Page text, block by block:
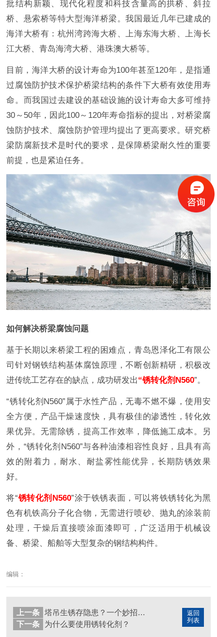
批结构新颖、现代化程度和科技含量高的拱桥、斜拉
桥、悬索桥等特大型海洋桥梁。我国最近几年已建成的
海洋大桥有：杭州湾跨海大桥、上海东海大桥、上海长
江大桥、青岛海湾大桥、港珠澳大桥等。
目前，海洋大桥的设计寿命为100年甚至120年，是指通
过腐蚀防护技术保护桥梁结构的条件下大桥有效使用寿
命。而我国过去建设的基础设施的设计寿命大多可维持
30～50年，因此100～120年寿命指标的提出，对桥梁腐
蚀防护技术、腐蚀防护管理均提出了更高要求。研究桥
梁防腐新技术是时代的要求，是保障桥梁耐久性的重要
前提，也是紧迫任务。
如何解决桥梁腐蚀问题
基于长期以来桥梁工程的困难点，青岛恩泽化工有限公
司针对钢铁结构基体腐蚀原理，不断创新精研，积极改
进传统工艺存在的缺点，成功研发出“锈转化剂N560”。
“锈转化剂N560”属于水性产品，无毒不燃不爆，使用安
全方便，产品干燥速度快，具有极佳的渗透性，转化效
果优异。无需除锈，提高工作效率，降低施工成本。另
外，“锈转化剂N560”与各种油漆相容性良好，且具有高
效的附着力，耐水、耐盐雾性能优异，长期防锈效果
好。
将“锈转化剂N560”涂于铁锈表面，可以将铁锈转化为黑
色有机铁高分子化合物，无需进行喷砂、抛丸的涂装前
处理，干燥后直接喷涂面漆即可，广泛适用于机械设
备、桥梁、船舶等大型复杂的钢结构构件。
编辑：
返回
列表
上一条
塔吊生锈存隐患？一个妙招就解决！
下一条
为什么要使用锈转化剂？